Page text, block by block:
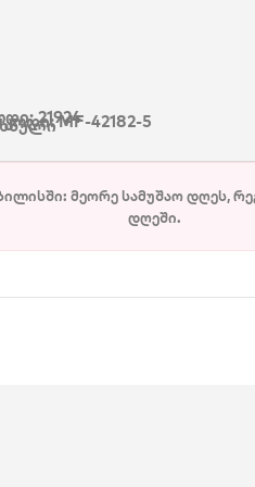
21924
კოდი:MF-42182-5
მეორე სამუშაო დღეს,
დღეში.